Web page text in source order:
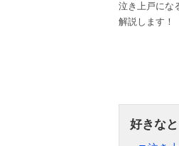
泣き上戸にな
解説します！